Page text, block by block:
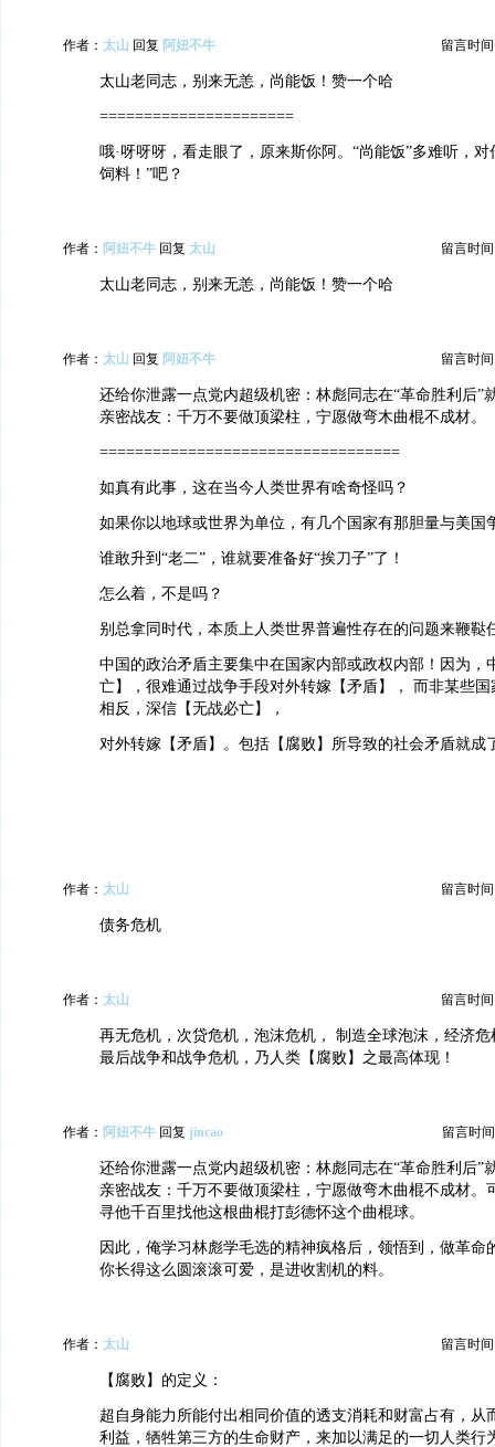
作者： 太山 回复 阿妞不牛 留言时间
太山老同志，别来无恙，尚能饭！赞一个哈
======================
哦·呀呀呀，看走眼了，原来斯你阿。“尚能饭”多难听，
饲料！”吧？
作者： 阿妞不牛 回复 太山 留言时间
太山老同志，别来无恙，尚能饭！赞一个哈
作者： 太山 回复 阿妞不牛 留言时间
还给你泄露一点党内超级机密：林彪同志在“革命胜利后”
亲密战友：千万不要做顶梁柱，宁愿做弯木曲棍不成材。
==================================
如真有此事，这在当今人类世界有啥奇怪吗？
如果你以地球或世界为单位，有几个国家有那胆量与美国
谁敢升到“老二”，谁就要准备好“挨刀子”了！
怎么着，不是吗？
别总拿同时代，本质上人类世界普遍性存在的问题来鞭鞑
中国的政治矛盾主要集中在国家内部或政权内部！因为，
亡】，很难通过战争手段对外转嫁【矛盾】， 而非某些
相反，深信【无战必亡】，
对外转嫁【矛盾】。包括【腐败】所导致的社会矛盾就成
作者： 太山 留言时间
债务危机
作者： 太山 留言时间
再无危机，次贷危机，泡沫危机， 制造全球泡沫，经济
最后战争和战争危机，乃人类【腐败】之最高体现！
作者： 阿妞不牛 回复 jincao 留言时
还给你泄露一点党内超级机密：林彪同志在“革命胜利后”
亲密战友：千万不要做顶梁柱，宁愿做弯木曲棍不成材。
寻他千百里找他这根曲棍打彭德怀这个曲棍球。
因此，俺学习林彪学毛选的精神疯格后，领悟到，做革命
你长得这么圆滚滚可爱，是进收割机的料。
作者： 太山 留言时间
【腐败】的定义：
超自身能力所能付出相同价值的透支消耗和财富占有，从
利益，牺牲第三方的生命财产，来加以满足的一切人类行